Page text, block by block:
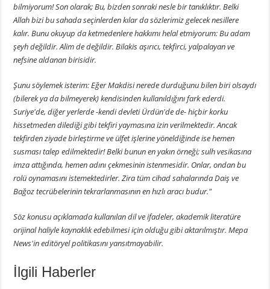
bilmiyorum! Son olarak; Bu, bizden sonraki nesle bir tanıklıktır. Belki
Allah bizi bu sahada seçinlerden kılar da sözlerimiz gelecek nesillere
kalır. Bunu okuyup da ketmedenlere hakkımı helal etmiyorum: Bu adam
şeyh değildir. Alim de değildir. Bilakis aşırıcı, tekfirci, yalpalayan ve
nefsine aldanan birisidir.
Şunu söylemek isterim: Eğer Makdisi nerede durduğunu bilen biri olsaydı
(bilerek ya da bilmeyerek) kendisinden kullanıldığını fark ederdi.
Suriye'de, diğer yerlerde -kendi devleti Ürdün'de de- hiçbir korku
hissetmeden dilediği gibi tekfiri yaymasına izin verilmektedir. Ancak
tekfirden ziyade birleştirme ve ülfet işlerine yöneldiğinde ise hemen
susması talep edilmektedir! Belki bunun en yakın örneği; sulh vesikasına
imza attığında, hemen adını çekmesinin istenmesidir. Onlar, ondan bu
rolü oynamasını istemektedirler. Zira tüm cihad sahalarında Daiş ve
Bağoz tecrübelerinin tekrarlanmasının en hızlı aracı budur."
Söz konusu açıklamada kullanılan dil ve ifadeler, akademik literatüre
orijinal haliyle kaynaklık edebilmesi için olduğu gibi aktarılmıştır. Mepa
News'in editöryel politikasını yansıtmayabilir.
İlgili Haberler